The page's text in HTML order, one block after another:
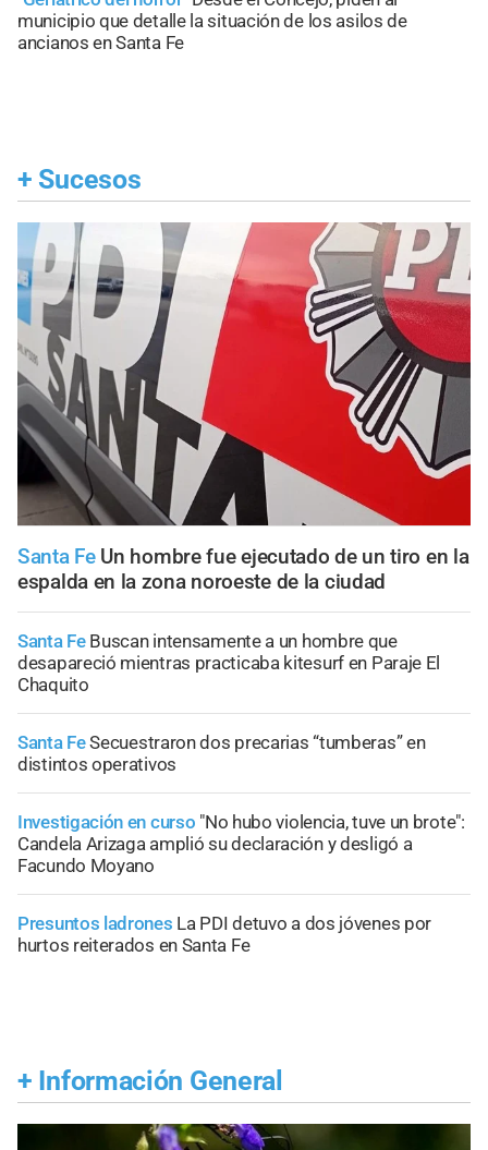
municipio que detalle la situación de los asilos de
ancianos en Santa Fe
+ Sucesos
Santa Fe Un hombre fue ejecutado de un tiro en la
espalda en la zona noroeste de la ciudad
Santa Fe Buscan intensamente a un hombre que
desapareció mientras practicaba kitesurf en Paraje El
Chaquito
Santa FeSecuestraron dos precarias “tumberas” en
distintos operativos
Investigación en curso "No hubo violencia, tuve un brote":
Candela Arizaga amplió su declaración y desligó a
Facundo Moyano
Presuntos ladrones La PDI detuvo a dos jóvenes por
hurtos reiterados en Santa Fe
+ Información General